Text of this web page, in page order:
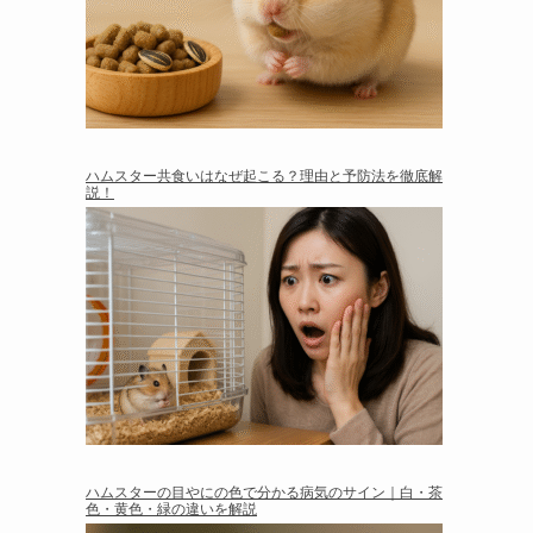
ハムスター共食いはなぜ起こる？理由と予防法を徹底解
説！
ハムスターの目やにの色で分かる病気のサイン｜白・茶
色・黄色・緑の違いを解説